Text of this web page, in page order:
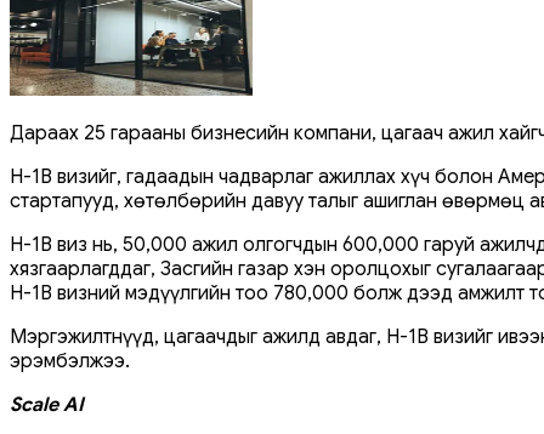
Дараах 25 гарааны бизнесийн компани, цагаач ажил
H-1B визийг, гадаадын чадварлаг ажиллах хүч болон
стартапууд, хөтөлбөрийн давуу талыг ашиглан өвөрмөц
H-1B виз нь, 50,000 ажил олгогчдын 600,000 гаруй
хязгаарлагддаг, Засгийн газар хэн оролцохыг
H-1B визний мэдүүлгийн тоо 780,000 болж дээд амжилт
Мэргэжилтнүүд, цагаачдыг ажилд авдаг, H-1B визийг
эрэмбэлжээ.
Scale AI